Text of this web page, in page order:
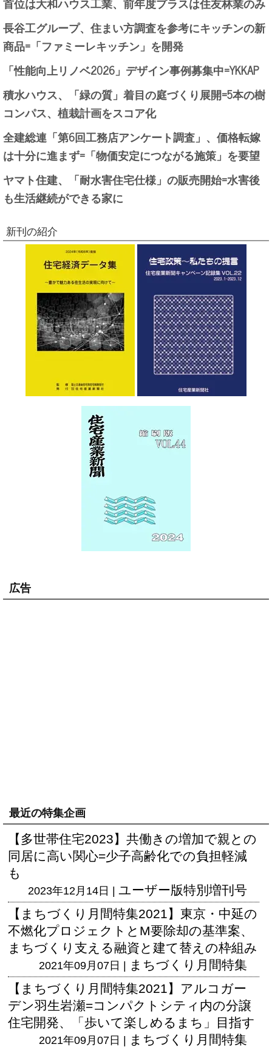
長谷工グループ、住まい方調査を参考にキッチンの新
商品=「ファミーレキッチン」を開発
「性能向上リノベ2026」デザイン事例募集中=YKKAP
積水ハウス、「緑の質」着目の庭づくり展開=5本の樹
コンパス、植栽計画をスコア化
全建総連「第6回工務店アンケート調査」、価格転嫁
は十分に進まず=「物価安定につながる施策」を要望
ヤマト住建、「耐水害住宅仕様」の販売開始=水害後
も生活継続ができる家に
新刊の紹介
広告
最近の特集企画
【多世帯住宅2023】共働きの増加で親との
同居に高い関心=少子高齢化での負担軽減
も
2023年12月14日 | ユーザー版特別増刊号
【まちづくり月間特集2021】東京・中延の
不燃化プロジェクトとM要除却の基準案、
まちづくり支える融資と建て替えの枠組み
2021年09月07日 | まちづくり月間特集
【まちづくり月間特集2021】アルコガー
デン羽生岩瀬=コンパクトシティ内の分譲
住宅開発、「歩いて楽しめるまち」目指す
2021年09月07日 | まちづくり月間特集